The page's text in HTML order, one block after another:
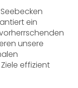
ein
unsere
effizient